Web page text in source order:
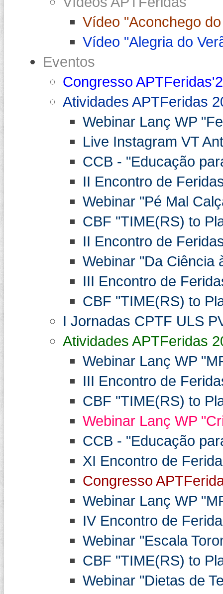
Vídeo "Aconchego
Vídeo "Alegria do
Eventos
Congresso
Atividades APTFeridas
Webinar Lanç WP
Live Instagram VT
CCB - "Educação
II Encontro de
Webinar "Pé Mal
CBF "TIME(RS) to
II Encontro de
Webinar "Da Ciência
III Encontro de
CBF "TIME(RS) to
I Jornadas CPTF ULS
Atividades APTFeridas
Webinar Lanç WP
III Encontro de
CBF "TIME(RS) to
Webinar Lanç WP
CCB - "Educação
XI Encontro de
Congresso
Webinar Lanç WP
IV Encontro de
Webinar "Escala
CBF "TIME(RS) to
Webinar "Dietas de